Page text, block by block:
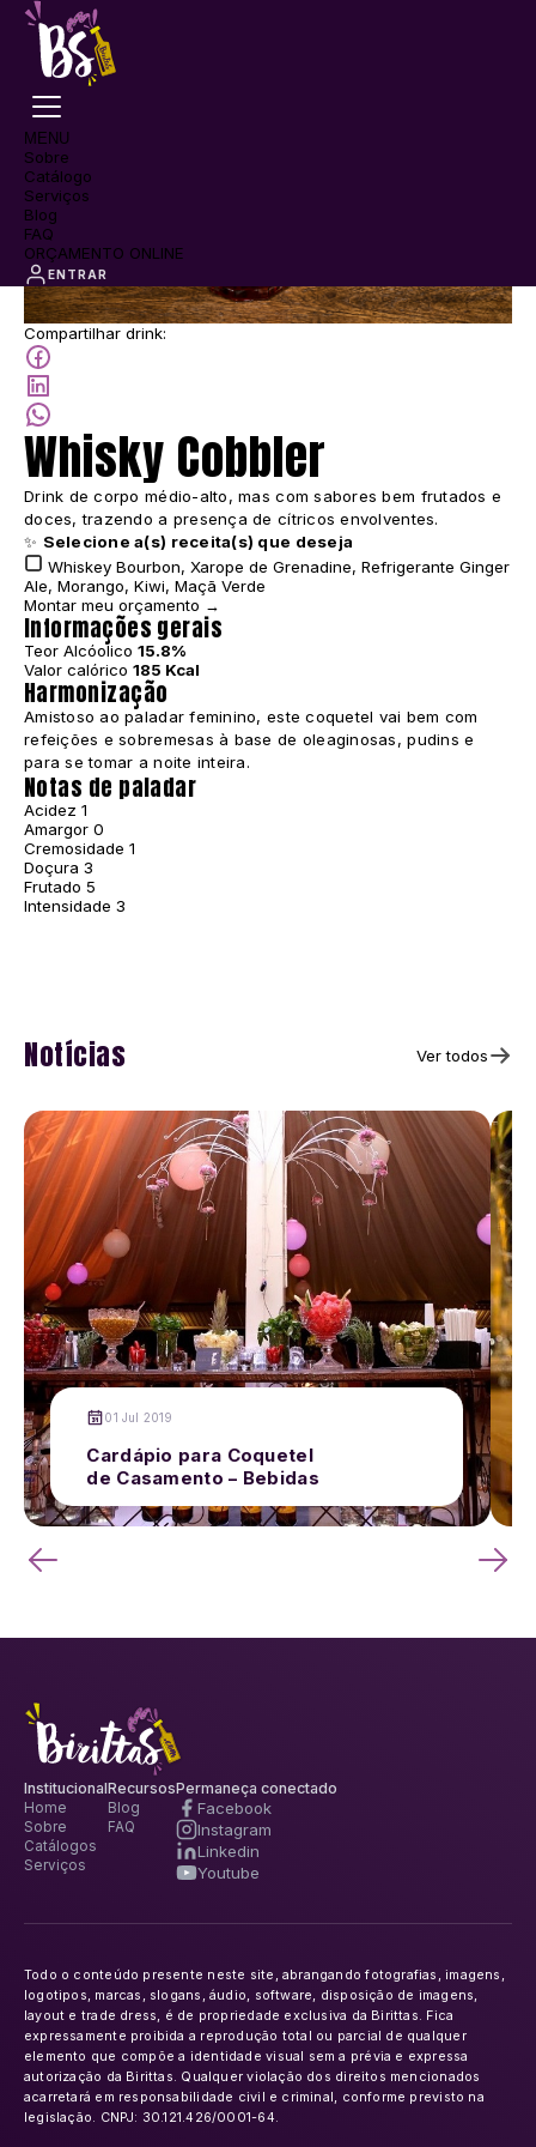
MENU
Sobre
Catálogo
Serviços
Blog
FAQ
ORÇAMENTO ONLINE
ENTRAR
Compartilhar drink:
Whisky Cobbler
Drink de corpo médio-alto, mas com sabores bem frutados e
doces, trazendo a presença de cítricos envolventes.
✨ Selecione a(s) receita(s) que deseja
Whiskey Bourbon, Xarope de Grenadine, Refrigerante Ginger
Ale, Morango, Kiwi, Maçã Verde
Montar meu orçamento →
Informações gerais
Teor Alcóolico 15.8%
Valor calórico 185 Kcal
Harmonização
Amistoso ao paladar feminino, este coquetel vai bem com
refeições e sobremesas à base de oleaginosas, pudins e
para se tomar a noite inteira.
Notas de paladar
Acidez 1
Amargor 0
Cremosidade 1
Doçura 3
Frutado 5
Intensidade 3
Notícias Ver todos
01 Jul 2019
Cardápio para Coquetel
de Casamento – Bebidas
Institucional
Home
Sobre
Catálogos
Serviços
Recursos
Blog
FAQ
Permaneça conectado
Facebook
Instagram
Linkedin
Youtube
Todo o conteúdo presente neste site, abrangando fotografias, imagens,
logotipos, marcas, slogans, áudio, software, disposição de imagens,
layout e trade dress, é de propriedade exclusiva da Birittas. Fica
expressamente proibida a reprodução total ou parcial de qualquer
elemento que compõe a identidade visual sem a prévia e expressa
autorização da Birittas. Qualquer violação dos direitos mencionados
acarretará em responsabilidade civil e criminal, conforme previsto na
legislação. CNPJ: 30.121.426/0001-64.